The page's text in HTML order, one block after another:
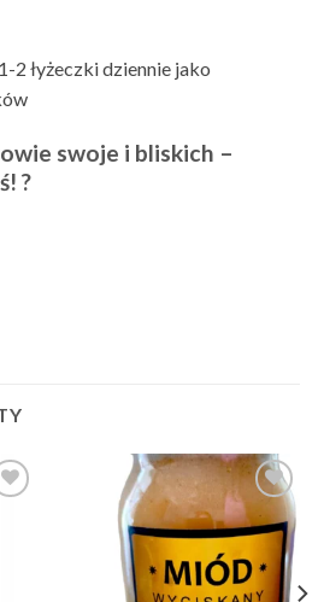
1-2 łyżeczki dziennie jako
swoje i bliskich –
?
Add to
Wishlist